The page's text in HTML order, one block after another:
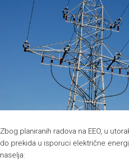
Zbog planiranih radova na EEO, u
do prekida u isporuci električne
naselja: